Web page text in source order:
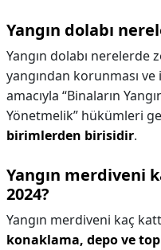
Yangın dolabı
Yangın dolabı nerelerde
yangından korunması
amacıyla “Binaların
Yönetmelik” hükümleri
birimlerden birisidir.
Yangın merdiveni
2024?
Yangın merdiveni kaç
konaklama, depo ve